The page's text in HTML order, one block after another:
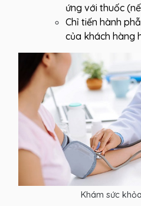
ứng với thuốc
Chỉ tiến hành
của khách hàng
Khám sức